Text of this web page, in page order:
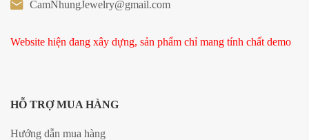
CamNhungJewelry@gmail.com
Website hiện đang xây dựng, sản phẩm chỉ mang tính chất demo
HỖ TRỢ MUA HÀNG
Hướng dẫn mua hàng